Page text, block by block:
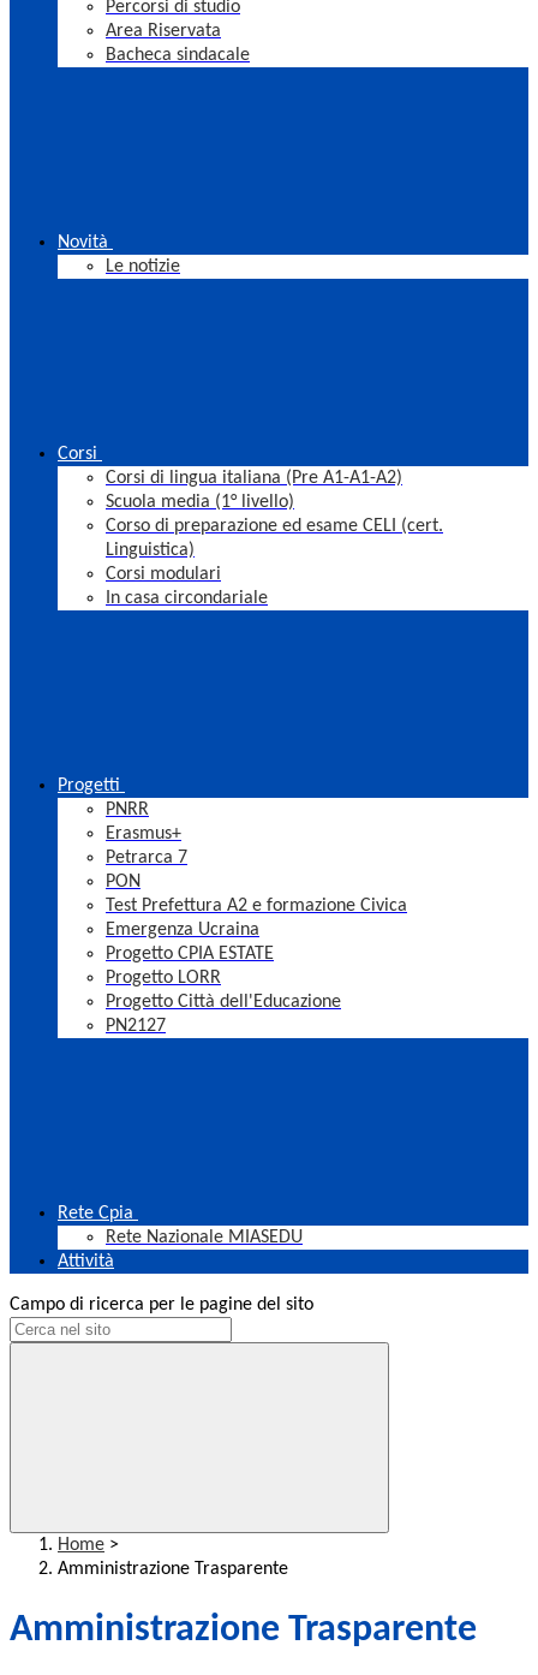
Percorsi di studio
Area Riservata
Bacheca sindacale
Novità
Le notizie
Corsi
Corsi di lingua italiana (Pre A1-A1-A2)
Scuola media (1° livello)
Corso di preparazione ed esame CELI (cert.
Linguistica)
Corsi modulari
In casa circondariale
Progetti
PNRR
Erasmus+
Petrarca 7
PON
Test Prefettura A2 e formazione Civica
Emergenza Ucraina
Progetto CPIA ESTATE
Progetto LORR
Progetto Città dell'Educazione
PN2127
Rete Cpia
Rete Nazionale MIASEDU
Attività
Campo di ricerca per le pagine del sito
Home >
Amministrazione Trasparente
Amministrazione Trasparente